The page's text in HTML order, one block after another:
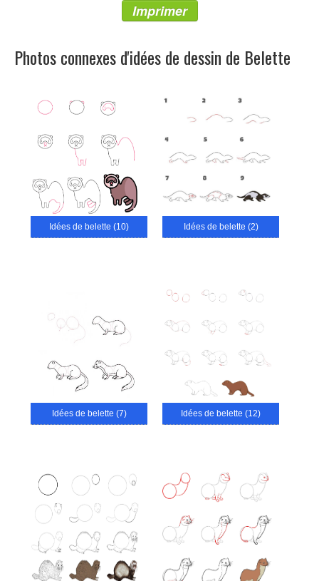
Imprimer
Photos connexes d'idées de dessin de Belette
Idées de belette (10) Idées de belette (2)
Idées de belette (7) Idées de belette (12)